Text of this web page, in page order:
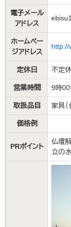
電子メール
アドレス
ホームペー
ジアドレス
http://
定休日 不定
営業時間 9時
取扱品目 家具
価格例
PRポイント
仏壇
立の